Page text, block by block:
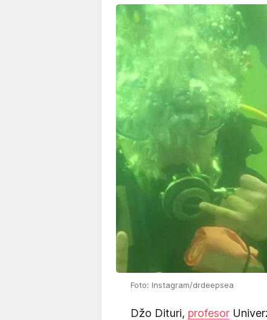
Foto: Instagram/drdeepsea
Džo Dituri, profesor